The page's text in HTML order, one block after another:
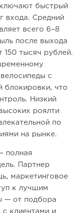
быстрый
входа. Средний
всего 6–8
после выхода
150 тысяч рублей.
с
блокировки, что
Низкий
роялти
по
на рынке.
полная
Партнер
маркетинговое
к лучшим
— от подбора
с клиентами и